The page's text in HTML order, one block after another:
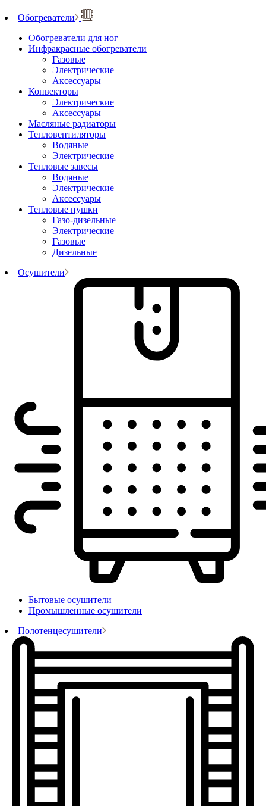
Обогреватели
Обогреватели для ног
Инфракрасные обогреватели
Газовые
Электрические
Аксессуары
Конвекторы
Электрические
Аксессуары
Масляные радиаторы
Тепловентиляторы
Водяные
Электрические
Тепловые завесы
Водяные
Электрические
Аксессуары
Тепловые пушки
Газо-дизельные
Электрические
Газовые
Дизельные
Осушители
Бытовые осушители
Промышленные осушители
Полотенцесушители